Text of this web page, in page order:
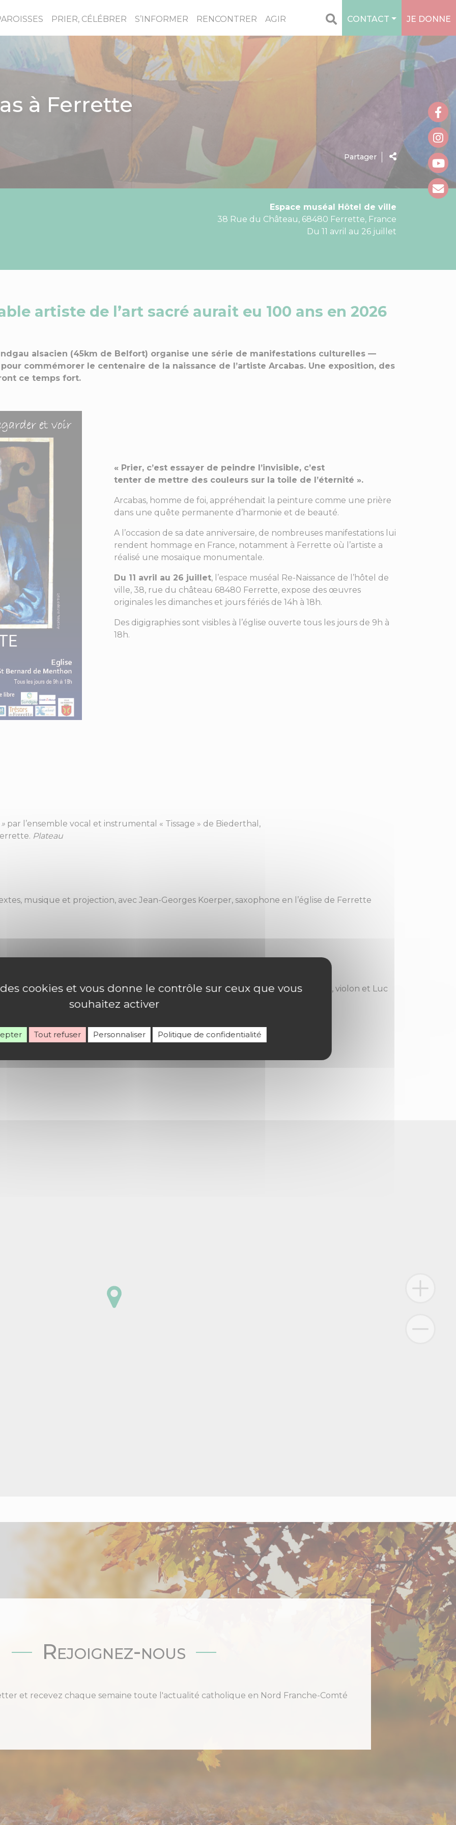
PRIER, CÉLÉBRER S’INFORMER RENCONTRER AGIR CONTACT JE DONNE
à Ferrette
Partager
Espace muséal Hôtel de ville
38 Rue du Château, 68480 Ferrette, France
Du 11 avril au 26 juillet
artiste de l’art sacré aurait eu 100 ans en 2026
alsacien (45km de Belfort) organise une série de manifestations culturelles —
commémorer le centenaire de la naissance de l’artiste Arcabas. Une exposition, des
ce temps fort.
« Prier, c’est essayer de peindre l’invisible, c’est
tenter de mettre des couleurs sur la toile de l’éternité ».
Arcabas, homme de foi, appréhendait la peinture comme une prière
dans une quête permanente d’harmonie et de beauté.
A l’occasion de sa date anniversaire, de nombreuses manifestations lui
rendent hommage en France, notamment à Ferrette où l’artiste a
réalisé une mosaïque monumentale.
Du 11 avril au 26 juillet, l’espace muséal Re-Naissance de l’hôtel de
ville, 38, rue du château 68480 Ferrette, expose des œuvres
originales les dimanches et jours fériés de 14h à 18h.
Des digigraphies sont visibles à l’église ouverte tous les jours de 9h à
18h.
par l’ensemble vocal et instrumental « Tissage » de Biederthal,
Plateau
musique et projection, avec Jean-Georges Koerper, saxophone en l’église de Ferrette
muséal, 38 rue du château, Ferrette
, répertoire de musique classique, sacrée et contemporaine par Guillaume Singer, violon et Luc
halle au blé
Rejoignez-nous
et recevez chaque semaine toute l'actualité catholique en Nord Franche-Comté
cookies et vous donne le contrôle sur ceux que vous
souhaitez activer
Tout refuser Personnaliser Politique de confidentialité